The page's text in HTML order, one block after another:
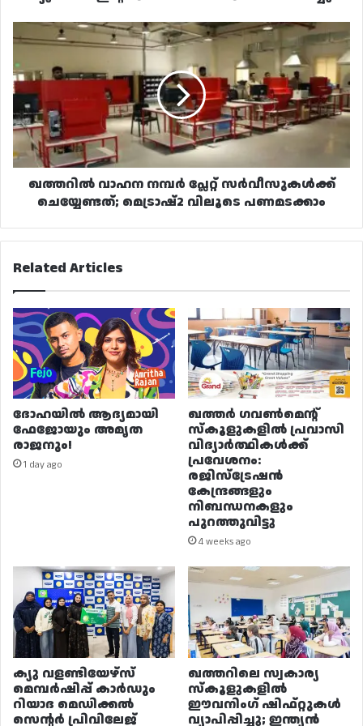
ഖത്തറിൽ
വാഹന
നമ്പർ
പ്ലേറ്റ്
സർവീസുകൾക്ക്
ചെയ്യേണ്ടത്;
മെട്രാഷ്2
വിലൂടെ
പണമടക്കാം
ഖത്തറിൽ വാഹന നമ്പർ പ്ലേറ്റ് സർവീസുകൾക്ക്
ചെയ്യേണ്ടത്; മെട്രാഷ്2 വിലൂടെ പണമടക്കാം
Related Articles
ദോഹയിൽ ആദ്യമായി
ഫേജോയും അമൃത
രാജനും!
1 day ago
ഖത്തർ ഗവൺമെന്റ്
സ്കൂളുകളിൽ പ്രവാസി
വിദ്യാർത്ഥികൾക്ക്
പ്രവേശനം:
രജിസ്ട്രേഷൻ
കേന്ദ്രങ്ങളും
നിബന്ധനകളും
പുറത്തുവിട്ടു
4 weeks ago
ക്യു വളണ്ടിയേഴ്‌സ്
മെമ്പർഷിപ്പ് കാർഡും
റിയാദ മെഡിക്കൽ
സെന്റർ പ്രിവിലേജ്
ഖത്തറിലെ സ്വകാര്യ
സ്കൂളുകളിൽ
ഈവനിംഗ് ഷിഫ്റ്റുകൾ
വ്യാപിപ്പിച്ചു; ഇന്ത്യൻ